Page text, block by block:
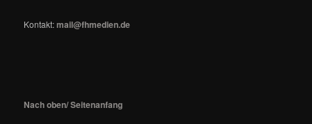
Kontakt:mail@fhmedien.de
Nach oben/ Seitenanfang